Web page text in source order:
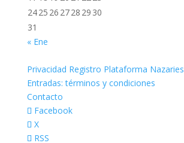
2425 26 2728 29 30
31
« Ene
Privacidad Registro Plataforma Nazaries
Entradas: términos y condiciones
Contacto
Facebook
X
RSS